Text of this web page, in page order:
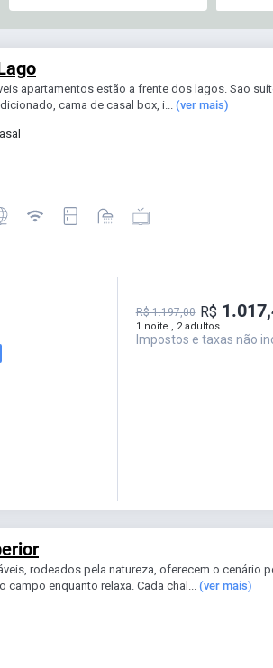
apartamentos estão a frente dos lagos. Sao
cama de casal box, i... (ver mais)
1 noite , 2 adultos
R$ 1.197,00 R$ 1.017,
Impostos e taxas não
rodeados pela natureza, oferecem o cenário
campo enquanto relaxa. Cada chal... (ver mais)